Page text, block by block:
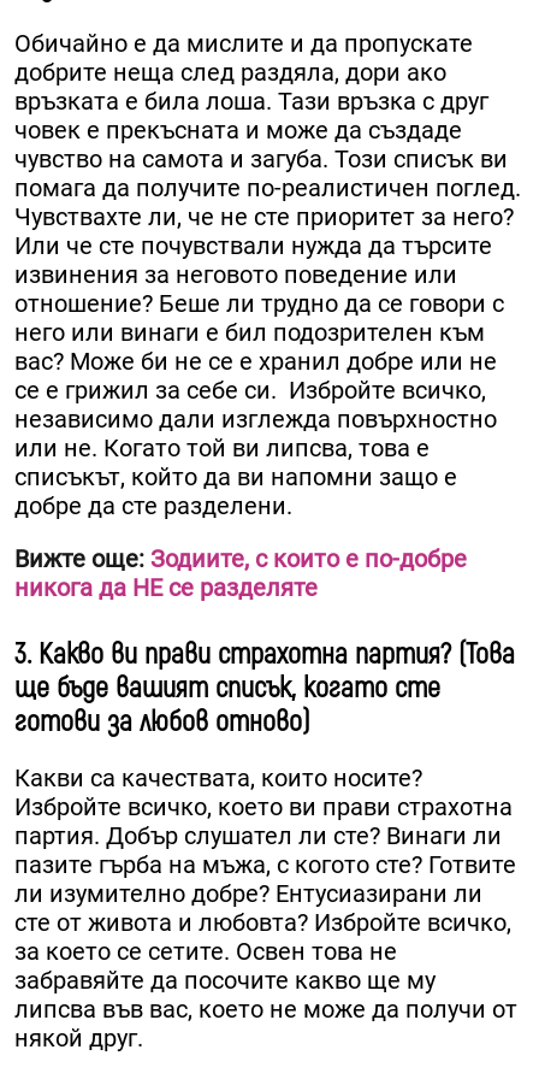
Обичайно е да мислите и да пропускате
добрите неща след раздяла, дори ако
връзката е била лоша. Тази връзка с друг
човек е прекъсната и може да създаде
чувство на самота и загуба. Този списък ви
помага да получите по-реалистичен поглед.
Чувствахте ли, че не сте приоритет за него?
Или че сте почувствали нужда да търсите
извинения за неговото поведение или
отношение? Беше ли трудно да се говори с
него или винаги е бил подозрителен към
вас? Може би не се е хранил добре или не
се е грижил за себе си. Избройте всичко,
независимо дали изглежда повърхностно
или не. Когато той ви липсва, това е
списъкът, който да ви напомни защо е
добре да сте разделени.
Вижте още: Зодиите, с които е по-добре
никога да НЕ се разделяте
3. Какво ви прави страхотна партия? (Това
ще бъде вашият списък, когато сте
готови за любов отново)
Какви са качествата, които носите?
Избройте всичко, което ви прави страхотна
партия. Добър слушател ли сте? Винаги ли
пазите гърба на мъжа, с когото сте? Готвите
ли изумително добре? Ентусиазирани ли
сте от живота и любовта? Избройте всичко,
за което се сетите. Освен това не
забравяйте да посочите какво ще му
липсва във вас, което не може да получи от
някой друг.